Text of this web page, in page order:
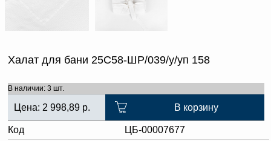
Халат для бани 25С58-ШР/039/у/уп 158
В наличии: 3 шт.
Цена: 2 998,89 р. В корзину
Код
ЦБ-00007677